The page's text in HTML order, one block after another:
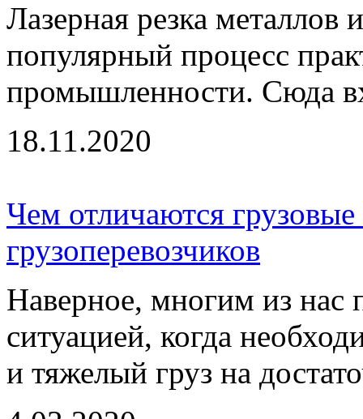
Лазерная резка
популярный процесс
промышленности. Сюда
18.11.2020
Чем отличаются
грузоперевозчиков
Наверное, многим из нас
ситуацией, когда
и тяжелый груз на